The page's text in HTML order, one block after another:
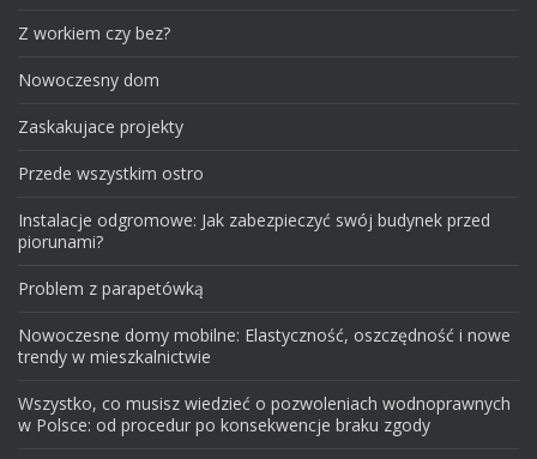
Z workiem czy bez?
Nowoczesny dom
Zaskakujace projekty
Przede wszystkim ostro
Instalacje odgromowe: Jak zabezpieczyć swój budynek przed
piorunami?
Problem z parapetówką
Nowoczesne domy mobilne: Elastyczność, oszczędność i nowe
trendy w mieszkalnictwie
Wszystko, co musisz wiedzieć o pozwoleniach wodnoprawnych
w Polsce: od procedur po konsekwencje braku zgody